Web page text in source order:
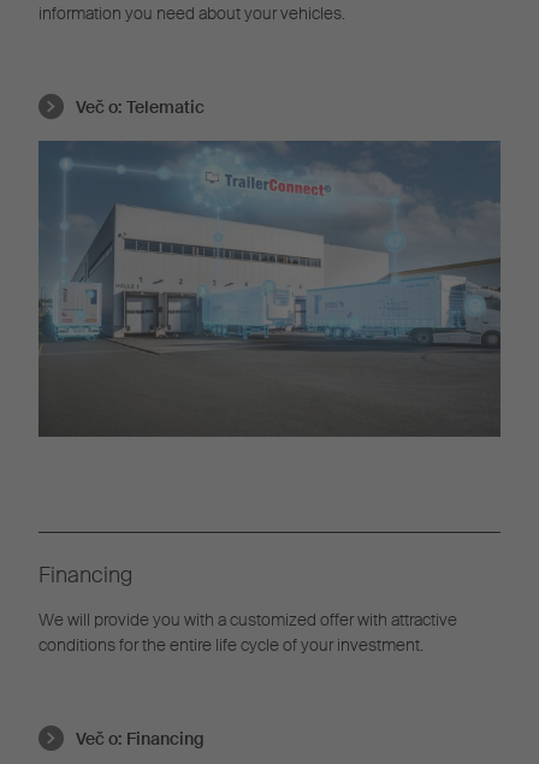
information you need about your vehicles.
Več o: Telematic
Financing
We will provide you with a customized offer with attractive
conditions for the entire life cycle of your investment.
Več o: Financing